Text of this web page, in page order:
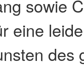
sowie
eine
des